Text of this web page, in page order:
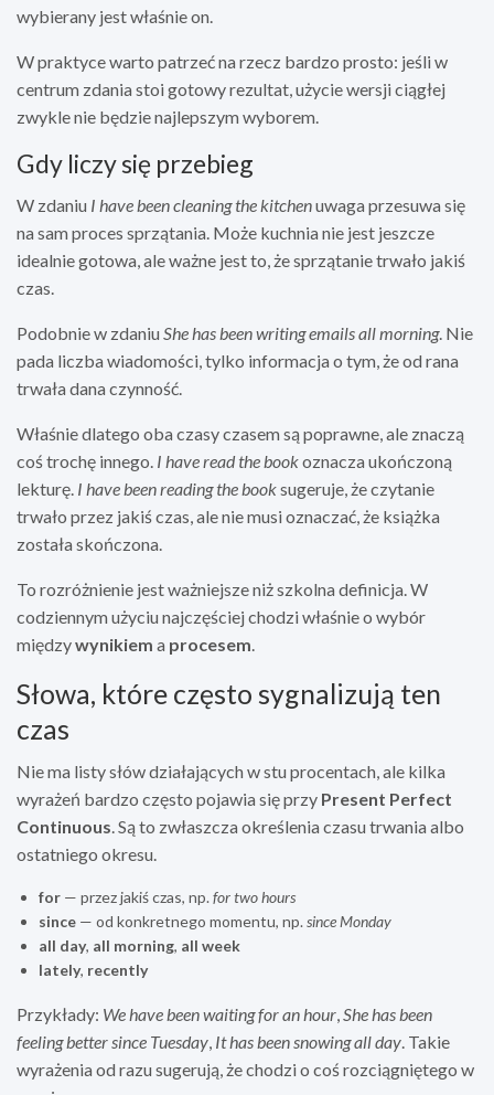
wybierany jest właśnie on.
W praktyce warto patrzeć na rzecz bardzo prosto: jeśli w
centrum zdania stoi gotowy rezultat, użycie wersji ciągłej
zwykle nie będzie najlepszym wyborem.
Gdy liczy się przebieg
W zdaniu I have been cleaning the kitchenuwaga przesuwa się
na sam proces sprzątania. Może kuchnia nie jest jeszcze
idealnie gotowa, ale ważne jest to, że sprzątanie trwało jakiś
czas.
Podobnie w zdaniu She has been writing emails all morning. Nie
pada liczba wiadomości, tylko informacja o tym, że od rana
trwała dana czynność.
Właśnie dlatego oba czasy czasem są poprawne, ale znaczą
coś trochę innego. I have read the bookoznacza ukończoną
lekturę. I have been reading the booksugeruje, że czytanie
trwało przez jakiś czas, ale nie musi oznaczać, że książka
została skończona.
To rozróżnienie jest ważniejsze niż szkolna definicja. W
codziennym użyciu najczęściej chodzi właśnie o wybór
międzywynikiem a procesem
Słowa, które często sygnalizują ten
czas
Nie ma listy słów działających w stu procentach, ale kilka
wyrażeń bardzo często pojawia się przy Present Perfect
Continuous . Są to zwłaszcza określenia czasu trwania albo
ostatniego okresu.
for — przez jakiś czas, np.for two hours
since — od konkretnego momentu, np.since Monday
all day, all morning, all week
lately, recently
Przykłady: We have been waiting for an hour She has been
feeling better since Tuesday It has been snowing all day . Takie
wyrażenia od razu sugerują, że chodzi o coś rozciągniętego w